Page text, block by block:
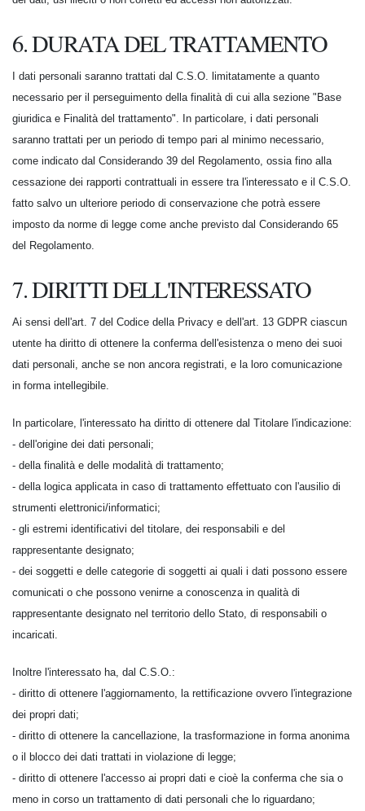
6. DURATA DEL TRATTAMENTO
I dati personali saranno trattati dal C.S.O. limitatamente a quanto
necessario per il perseguimento della finalità di cui alla sezione "Base
giuridica e Finalità del trattamento". In particolare, i dati personali
saranno trattati per un periodo di tempo pari al minimo necessario,
come indicato dal Considerando 39 del Regolamento, ossia fino alla
cessazione dei rapporti contrattuali in essere tra l'interessato e il C.S.O.
fatto salvo un ulteriore periodo di conservazione che potrà essere
imposto da norme di legge come anche previsto dal Considerando 65
del Regolamento.
7. DIRITTI DELL'INTERESSATO
Ai sensi dell'art. 7 del Codice della Privacy e dell'art. 13 GDPR ciascun
utente ha diritto di ottenere la conferma dell'esistenza o meno dei suoi
dati personali, anche se non ancora registrati, e la loro comunicazione
in forma intellegibile.
In particolare, l'interessato ha diritto di ottenere dal Titolare l'indicazione:
- dell'origine dei dati personali;
- della finalità e delle modalità di trattamento;
- della logica applicata in caso di trattamento effettuato con l'ausilio di
strumenti elettronici/informatici;
- gli estremi identificativi del titolare, dei responsabili e del
rappresentante designato;
- dei soggetti e delle categorie di soggetti ai quali i dati possono essere
comunicati o che possono venirne a conoscenza in qualità di
rappresentante designato nel territorio dello Stato, di responsabili o
incaricati.
Inoltre l'interessato ha, dal C.S.O.:
- diritto di ottenere l'aggiornamento, la rettificazione ovvero l'integrazione
dei propri dati;
- diritto di ottenere la cancellazione, la trasformazione in forma anonima
o il blocco dei dati trattati in violazione di legge;
- diritto di ottenere l'accesso ai propri dati e cioè la conferma che sia o
meno in corso un trattamento di dati personali che lo riguardano;